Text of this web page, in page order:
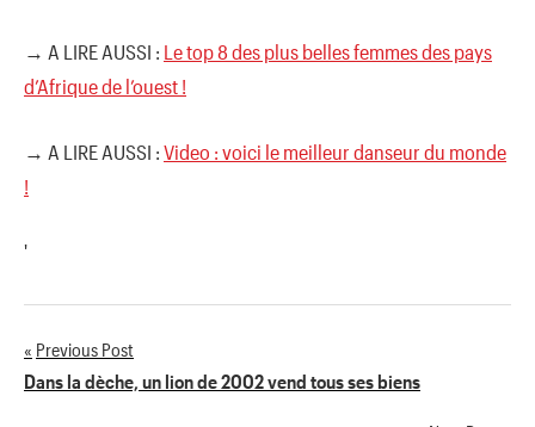
→ A LIRE AUSSI : Le top 8 des plus belles femmes des pays
d’Afrique de l’ouest !
→ A LIRE AUSSI : Video : voici le meilleur danseur du monde
!
'
Navigation
Previous Post
Dans la dèche, un lion de 2002 vend tous ses biens